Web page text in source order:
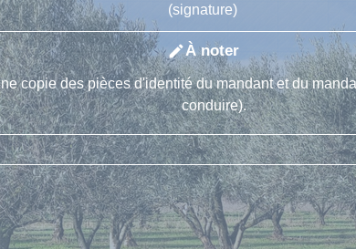
(signature)
editÀ noter
copie des pièces d'identité du mandant et du
conduire).